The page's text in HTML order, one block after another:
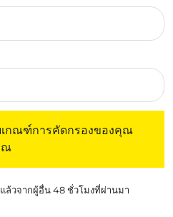
เกณฑ์การคัดกรองของคุณ
ณ
ล้วจากผู้อื่น 48 ชั่วโมงที่ผ่านมา